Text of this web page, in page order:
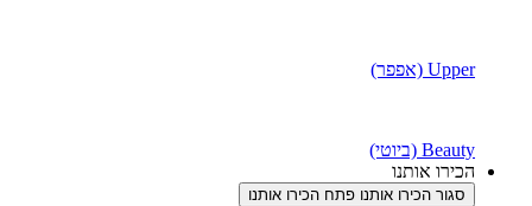
Upper (אפפר)
Beauty (ביוטי)
הכירו אותנו
סגור הכירו אותנו פתח הכירו אותנו